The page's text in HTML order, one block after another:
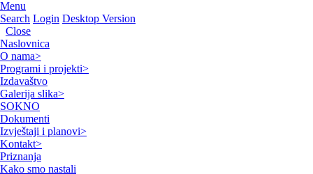
Menu
Search Login Desktop Version
Close
Naslovnica
O nama>
Programi i projekti>
Izdavaštvo
Galerija slika>
SOKNO
Dokumenti
Izvještaji i planovi>
Kontakt>
Priznanja
Kako smo nastali